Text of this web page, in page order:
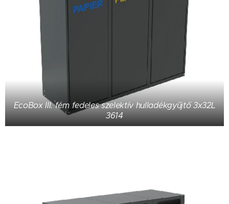
EcoBox III. fém fedeles szelektív hulladékgyűjtő 3x32L
3614